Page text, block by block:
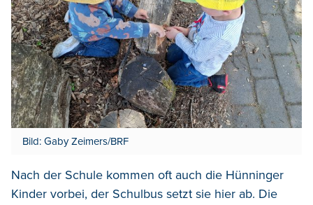
Bild: Gaby Zeimers/BRF
Nach der Schule kommen oft auch die Hünninger
Kinder vorbei, der Schulbus setzt sie hier ab. Die